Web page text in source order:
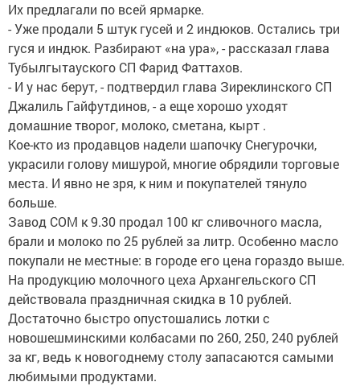
Их предлагали по всей ярмарке.
- Уже продали 5 штук гусей и 2 индюков. Остались три
гуся и индюк. Разбирают «на ура», - рассказал глава
Тубылгытауского СП Фарид Фаттахов.
- И у нас берут, - подтвердил глава Зиреклинского СП
Джалиль Гайфутдинов, - а еще хорошо уходят
домашние творог, молоко, сметана, кырт .
Кое-кто из продавцов надели шапочку Снегурочки,
украсили голову мишурой, многие обрядили торговые
места. И явно не зря, к ним и покупателей тянуло
больше.
Завод СОМ к 9.30 продал 100 кг сливочного масла,
брали и молоко по 25 рублей за литр. Особенно масло
покупали не местные: в городе его цена гораздо выше.
На продукцию молочного цеха Архангельского СП
действовала праздничная скидка в 10 рублей.
Достаточно быстро опустошались лотки с
новошешминскими колбасами по 260, 250, 240 рублей
за кг, ведь к новогоднему столу запасаются самыми
любимыми продуктами.